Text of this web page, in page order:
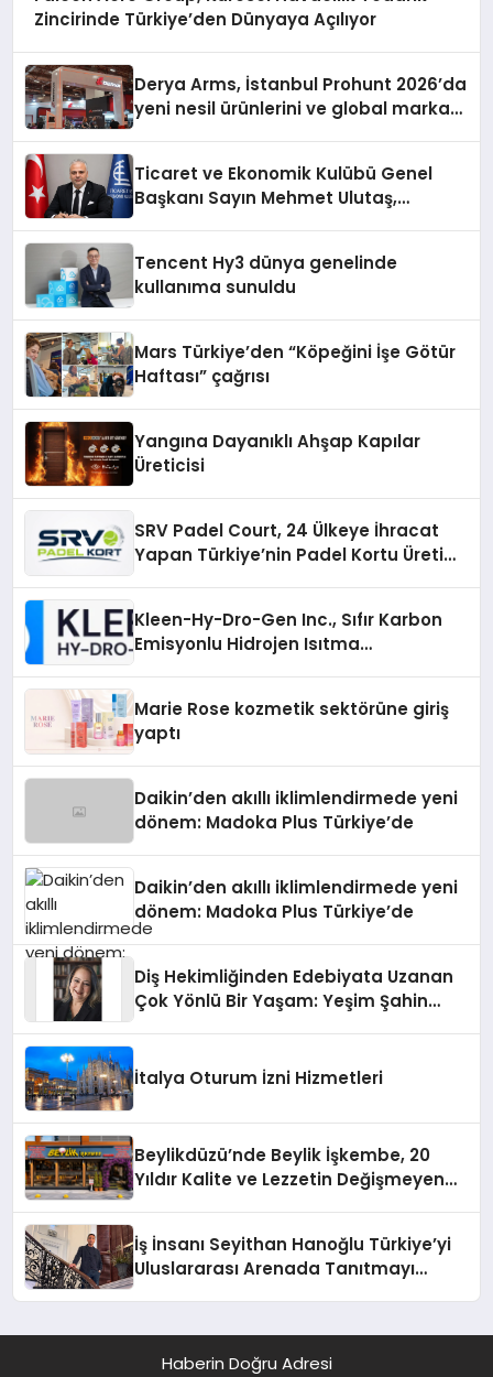
Zincirinde Türkiye’den Dünyaya Açılıyor
Derya Arms, İstanbul Prohunt 2026’da
yeni nesil ürünlerini ve global marka
Ticaret ve Ekonomik Kulübü Genel
Başkanı Sayın Mehmet Ulutaş,
Tencent Hy3 dünya genelinde
kullanıma sunuldu
Mars Türkiye’den “Köpeğini İşe Götür
Haftası” çağrısı
Yangına Dayanıklı Ahşap Kapılar
Üreticisi
SRV Padel Court, 24 Ülkeye İhracat
Yapan Türkiye’nin Padel Kortu Üretim
Kleen-Hy-Dro-Gen Inc., Sıfır Karbon
Emisyonlu Hidrojen Isıtma
Marie Rose kozmetik sektörüne giriş
yaptı
Daikin’den akıllı iklimlendirmede yeni
dönem: Madoka Plus Türkiye’de
Daikin’den akıllı iklimlendirmede yeni
dönem: Madoka Plus Türkiye’de
Diş Hekimliğinden Edebiyata Uzanan
Çok Yönlü Bir Yaşam: Yeşim Şahin
İtalya Oturum İzni Hizmetleri
Beylikdüzü’nde Beylik İşkembe, 20
Yıldır Kalite ve Lezzetin Değişmeyen
İş İnsanı Seyithan Hanoğlu Türkiye’yi
Uluslararası Arenada Tanıtmayı
Haberin Doğru Adresi